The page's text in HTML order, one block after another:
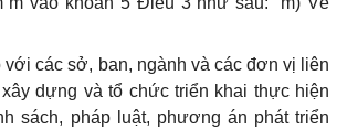
với các sở, ban, ngành và các đơn vị liên
dựng và tổ chức triển khai thực hiện
sách, pháp luật, phương án phát triển